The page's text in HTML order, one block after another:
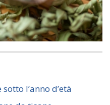
l’anno d’età